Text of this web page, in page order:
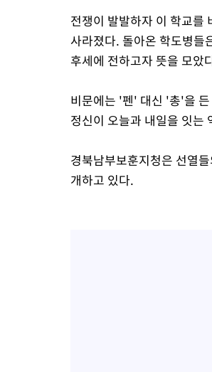
전쟁이 발발하자 이 학교를
사라졌다. 돌아온 학도병들
후세에 전하고자 뜻을 모았
비문에는 '펜' 대신 '총'을
정신이 오늘과 내일을 잇는
경북남부보훈지청은 선열
개하고 있다.